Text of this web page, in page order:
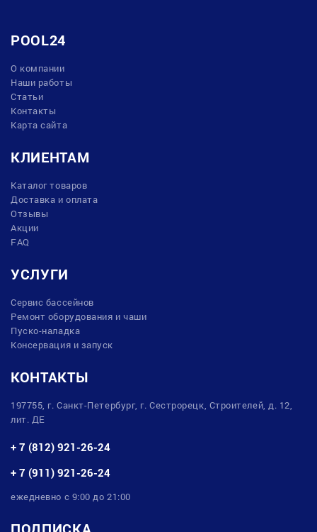
POOL24
О компании
Наши работы
Статьи
Контакты
Карта сайта
КЛИЕНТАМ
Каталог товаров
Доставка и оплата
Отзывы
Акции
FAQ
УСЛУГИ
Сервис бассейнов
Ремонт оборудования и чаши
Пуско-наладка
Консервация и запуск
КОНТАКТЫ
197755, г. Санкт-Петербург, г. Сестрорецк, Строителей, д. 12,
лит. ДЕ
+ 7 (812) 921-26-24
+ 7 (911) 921-26-24
ежедневно с 9:00 до 21:00
ПОДПИСКА